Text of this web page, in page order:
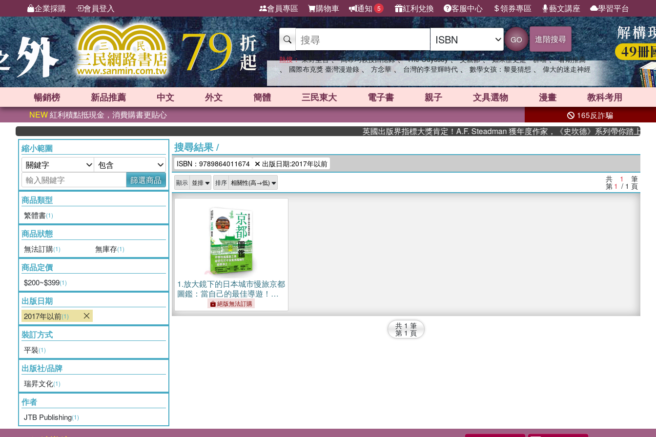
企業採購 會員登入 會員專區 購物車 通知 5 紅利兌換 客服中心 領券專區 藝文講座 學習平台
GO 進階搜尋
熱搜： 東野圭吾 、 高希均教授回憶錄 、 The Odyssey 、 父親節 、 如果歷史是一群喵 、 暑期推薦
、 國際布克獎 臺灣漫遊錄 、 方念華 、 台灣的李登輝時代 、 數學女孩：黎曼猜想 、 偉大的迷走神經
暢銷榜 新品推薦 中文 外文 簡體 三民東大 電子書 親子 文具選物 漫畫 教科考用
NEW紅利積點抵現金，消費購書更貼心 165反詐騙
英國出版界指標大獎肯定！A.F. Steadman 獲年度作家，《史坎德》系列帶你踏上熱血奇
縮小範圍
篩選商品
商品類型
繁體書(1)
商品狀態
無法訂購(1) 無庫存(1)
商品定價
$200~$399(1)
出版日期
2017年以前(1)
裝訂方式
平裝(1)
出版社/品牌
瑞昇文化(1)
作者
JTB Publishing(1)
搜尋結果/
ISBN：9789864011674 出版日期:2017年以前
顯示 排序 共 1 筆
第 1 / 1 頁
1.放大鏡下的日本城市慢旅京都
圖鑑：當自己的最佳導遊！圖
解日本名勝與文化，剖析建築
美學．人文內涵，全彩自我導
絕版無法訂購
共 1 筆
第 1 頁